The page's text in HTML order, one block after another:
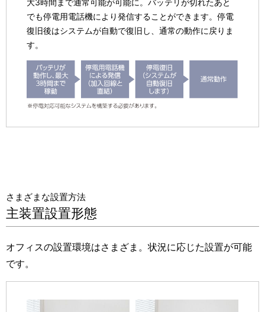
大3時間まで通常可能が可能に。バッテリが切れたあと
でも停電用電話機により発信することができます。停電
復旧後はシステムが自動で復旧し、通常の動作に戻りま
す。
さまざまな設置方法
主装置設置形態
オフィスの設置環境はさまざま。状況に応じた設置が可能
です。